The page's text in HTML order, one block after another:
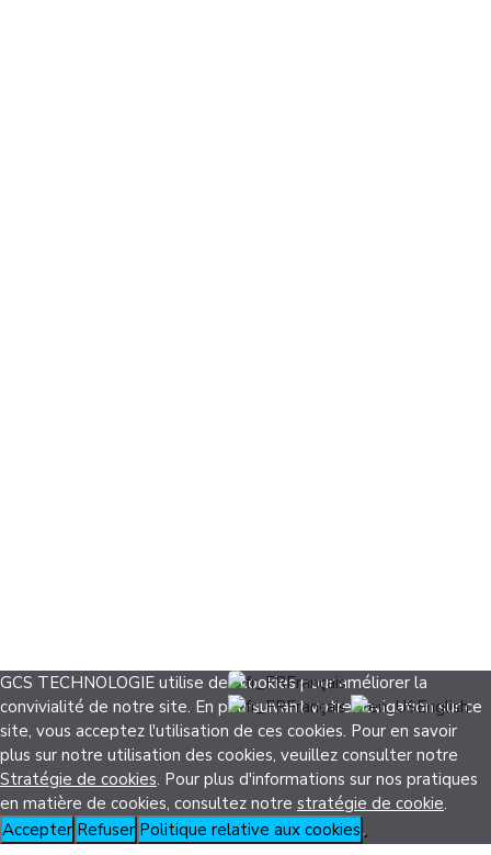
Français
Français
English
GCS TECHNOLOGIE utilise des cookies pour améliorer la
convivialité de notre site. En poursuivant votre navigation sur ce
site, vous acceptez l'utilisation de ces cookies. Pour en savoir
plus sur notre utilisation des cookies, veuillez consulter notre
Stratégie de cookies. Pour plus d'informations sur nos pratiques
en matière de cookies, consultez notre stratégie de cookie.
Accepter Refuser Politique relative aux cookies